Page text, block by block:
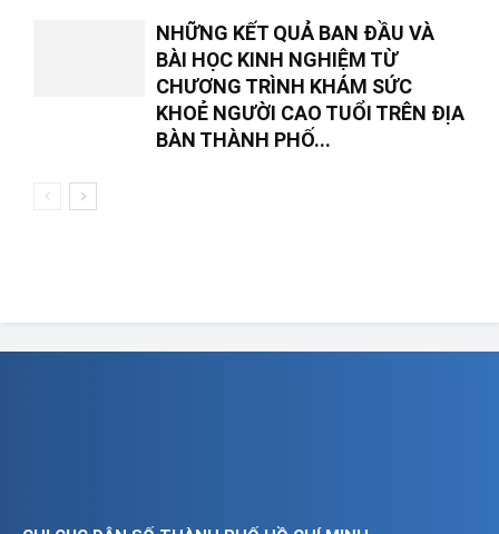
NHỮNG KẾT QUẢ BAN ĐẦU VÀ
BÀI HỌC KINH NGHIỆM TỪ
CHƯƠNG TRÌNH KHÁM SỨC
KHOẺ NGƯỜI CAO TUỔI TRÊN ĐỊA
BÀN THÀNH PHỐ...